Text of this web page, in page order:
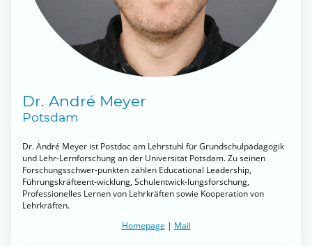
Dr. André Meyer
Potsdam
Dr. André Meyer ist Postdoc am Lehrstuhl für Grundschulpädagogik
und Lehr-Lernforschung an der Universität Potsdam. Zu seinen
Forschungsschwer-punkten zählen Educational Leadership,
Führungskräfteent-wicklung, Schulentwick-lungsforschung,
Professionelles Lernen von Lehrkräften sowie Kooperation von
Lehrkräften.
Homepage | Mail